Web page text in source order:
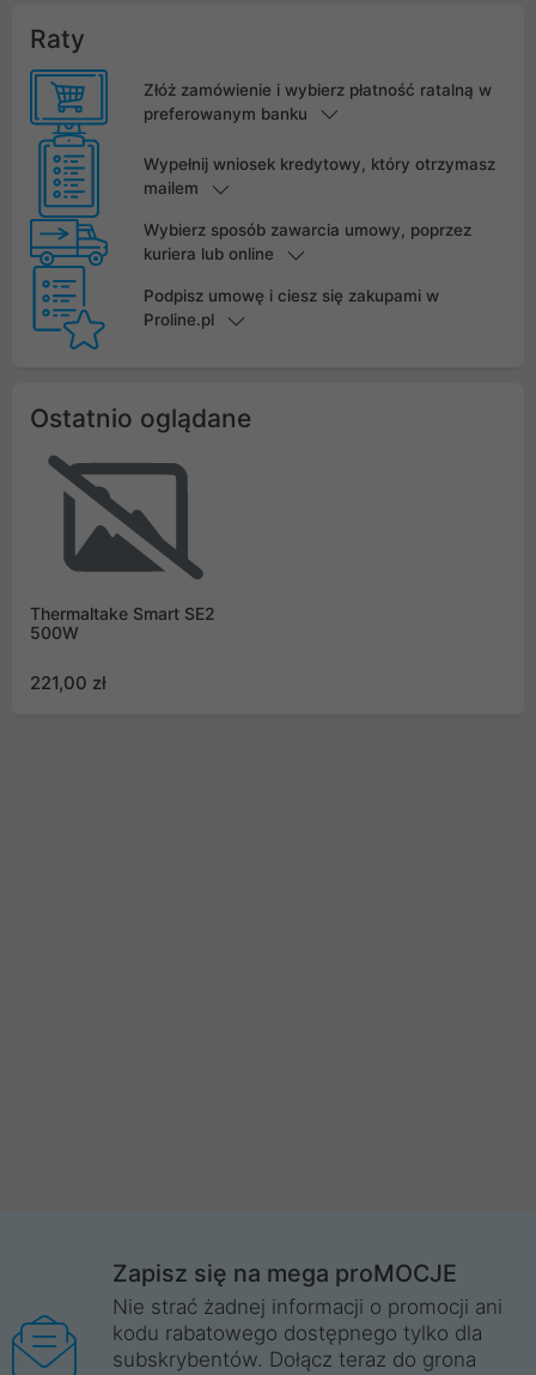
Raty
Złóż zamówienie i wybierz płatność ratalną w
preferowanym banku
Wypełnij wniosek kredytowy, który otrzymasz
mailem
Wybierz sposób zawarcia umowy, poprzez
kuriera lub online
Podpisz umowę i ciesz się zakupami w
Proline.pl
Ostatnio oglądane
Thermaltake Smart SE2
500W
221,00 zł
Zapisz się na mega proMOCJE
Nie strać żadnej informacji o promocji ani
kodu rabatowego dostępnego tylko dla
subskrybentów. Dołącz teraz do grona